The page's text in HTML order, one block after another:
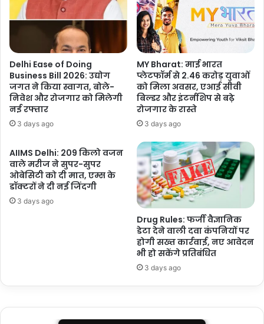
सीएम
होंगे
Delhi Ease of Doing
Business Bill 2026: उद्योग
जगत ने किया स्वागत, बोले-
निवेश और रोजगार को मिलेगी
नई रफ्तार
3 days ago
MY Bharat: माई भारत
प्लेटफॉर्म से 2.46 करोड़ युवाओं
को मिला अवसर, एआई सीवी
बिल्डर और इंटर्नशिप से बढ़े
रोजगार के रास्ते
3 days ago
AIIMS Delhi: 209 किलो वजन
वाले मरीज ने सुपर-सुपर
ओबेसिटी को दी मात, एम्स के
डॉक्टरों ने दी नई जिंदगी
3 days ago
Drug Rules: फर्जी वैज्ञानिक
डेटा देने वाली दवा कंपनियों पर
होगी सख्त कार्रवाई, नए आवेदन
भी हो सकेंगे प्रतिबंधित
3 days ago